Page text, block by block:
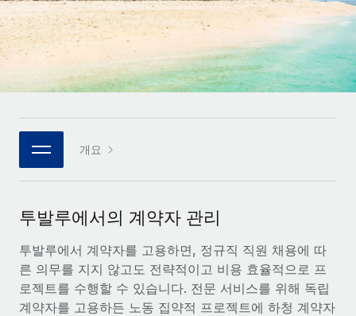
플랫폼
팀을 위한 통합된 핵심 HR 기능
연결 새로운
통합
핵심 비즈니스 도구로 프로세스를 간소화
전문가 상담
글로벌 인사 및 규정 준수 업무 처리에 전문가 지원 제공
신원 조사
채용 후보자 심사 프로세스 간소화
엔터프라이즈
대기업을 위한 글로벌 HR
REMOTE 파트너 되기
플랫폼에 글로벌 HR을 유연하게 통합
Remote와의 파트너십 기회 탐색
Remote Build 곧 제공 예정
사례 연구
HR 용어집
체크리스트 및 템플릿
직무 설명 라이브러리
이벤트
급여 및 인재 인사이트
지원받기
모든 리소스 보기
Italiano
Português (Portugal)
한국어
개요
투발루에서의 계약자 관리
투발루에서 계약자를 고용하면, 정규직 직원 채용에 따
른 의무를 지지 않고도 전략적이고 비용 효율적으로 프
로젝트를 수행할 수 있습니다. 전문 서비스를 위해 독립
계약자를 고용하든 노동 집약적 프로젝트에 하청 계약자